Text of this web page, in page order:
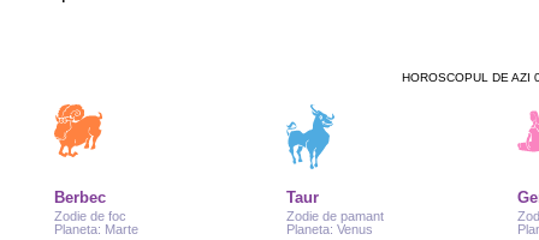
HOROSCOPUL DE AZI
Berbec
Zodie de foc
Planeta: Marte
Taur
Zodie de pamant
Planeta: Venus